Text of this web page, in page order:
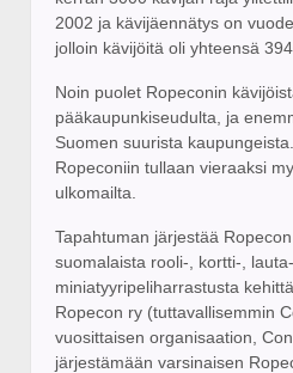
2002 ja kävijäennätys on
jolloin kävijöitä oli yhteensä
Noin puolet Ropeconin
pääkaupunkiseudulta, ja
Suomen suurista
Ropeconiin tullaan vieraaksi
ulkomailta.
Tapahtuman järjestää
suomalaista rooli-, kortti-,
miniatyyripeliharrastusta
Ropecon ry (tuttavallisemmin
vuosittaisen organisaation,
järjestämään varsinaisen